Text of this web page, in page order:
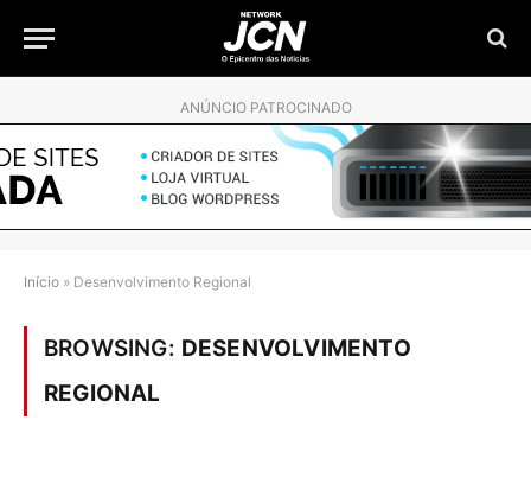
ANÚNCIO PATROCINADO
Início » Desenvolvimento Regional
BROWSING: DESENVOLVIMENTO
REGIONAL